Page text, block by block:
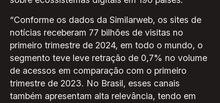
“Conforme os dados da Similarweb, os sites de
notícias receberam 77 bilhões de visitas no
primeiro trimestre de 2024, em todo o mundo, o
segmento teve leve retração de 0,7% no volume
de acessos em comparação com o primeiro
trimestre de 2023. No Brasil, esses canais
também apresentam alta relevância, tendo em